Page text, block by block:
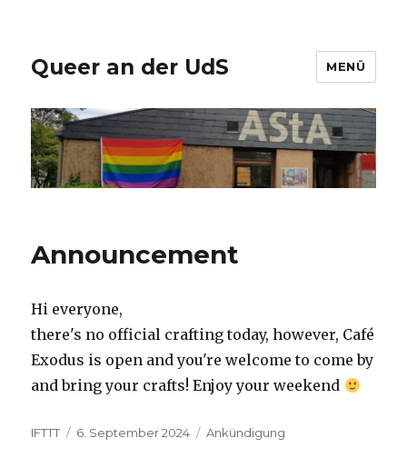
Queer an der UdS MENÜ
Announcement
Hi everyone,
there's no official crafting today, however, Café
Exodus is open and you're welcome to come by
and bring your crafts! Enjoy your weekend
Autor
IFTTT
Veröffentlicht
6. September 2024 Kategorien
Ankündigung